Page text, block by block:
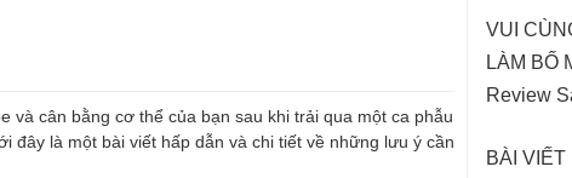
và cân bằng cơ thể của bạn sau khi trải qua một ca phẫu
đây là một bài viết hấp dẫn và chi tiết về những lưu ý cần
VUI
LÀM BỐ
Review
BÀI VIẾT